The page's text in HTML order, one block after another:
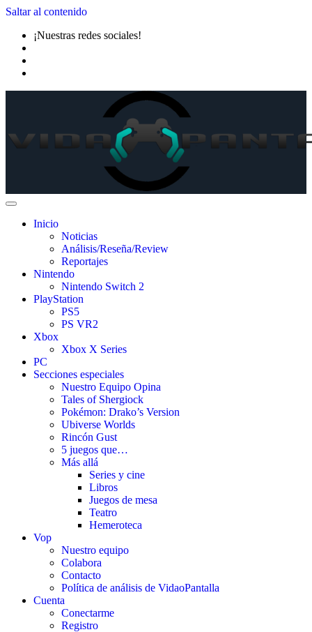
Saltar al contenido
¡Nuestras redes sociales!
Inicio
Noticias
Análisis/Reseña/Review
Reportajes
Nintendo
Nintendo Switch 2
PlayStation
PS5
PS VR2
Xbox
Xbox X Series
PC
Secciones especiales
Nuestro Equipo Opina
Tales of Shergiock
Pokémon: Drako’s Version
Ubiverse Worlds
Rincón Gust
5 juegos que…
Más allá
Series y cine
Libros
Juegos de mesa
Teatro
Hemeroteca
Vop
Nuestro equipo
Colabora
Contacto
Política de análisis de VidaoPantalla
Cuenta
Conectarme
Registro